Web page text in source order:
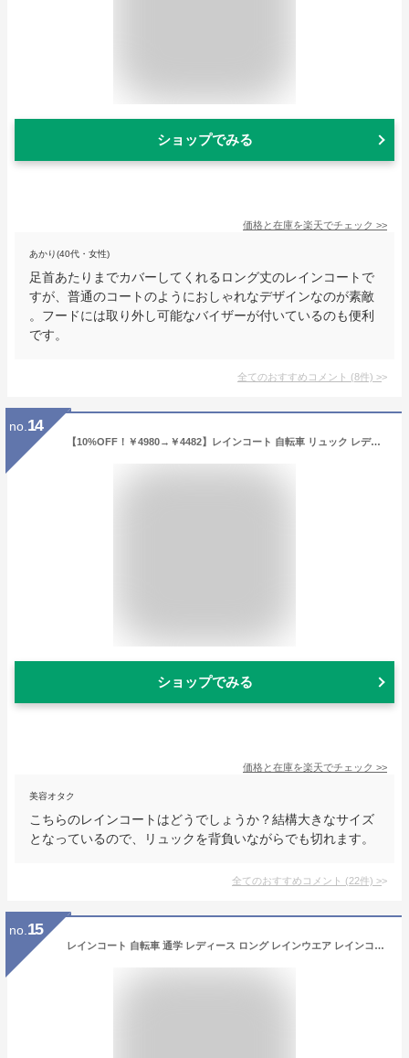
ショップでみる
価格と在庫を楽天でチェック >>
あかり(40代・女性)
足首あたりまでカバーしてくれるロング丈のレインコートで
すが、普通のコートのようにおしゃれなデザインなのが素敵
。フードには取り外し可能なバイザーが付いているのも便利
です。
全てのおすすめコメント (8件) >
no. 14
【10%OFF！￥4980→￥4482】レインコート 自転車 リュック レディース おしゃれ ママ 送迎 ロング 自転車用レインコート ポンチョ カッパ メンズ レインポンチョ バイク 軽量 雨具 自転車用カッパ 通学 リュック対応 防水撥水加工 《raincoat02》
ショップでみる
価格と在庫を楽天でチェック >>
美容オタク
こちらのレインコートはどうでしょうか？結構大きなサイズ
となっているので、リュックを背負いながらでも切れます。
全てのおすすめコメント (22件) >
no. 15
レインコート 自転車 通学 レディース ロング レインウエア レインコート テフロン加工 バイク レディース 通勤 通学 オシャレ 梅雨 雨具 雪 雪対策 カッパ 梅雨 大きいサイズ おしゃれ リュック対応防災 災害